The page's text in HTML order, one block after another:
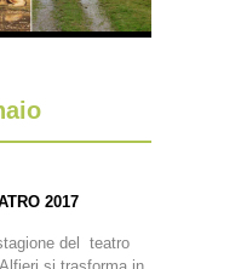
2017
del teatro